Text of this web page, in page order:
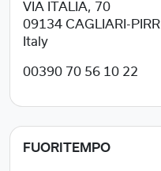
VIA ITALIA, 70
09134 CAGLIARI-PIRRI
Italy
00390 70 56 10 22
FUORITEMPO